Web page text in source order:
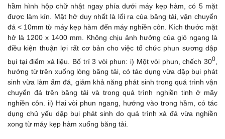
hầm hình hộp chữ nhật ngay phía dưới máy kẹp hàm, có 5 mặt
được làm kín. Mặt hở duy nhất là lối ra của băng tải, vận chuyển
đá < 10mm từ máy kẹp hàm đến máy nghiền côn. Kích thước mặt
hở là 1200 x 1400 mm. Không chịu ảnh hưởng của gió ngang là
điều kiện thuận lợi rất cơ bản cho việc tổ chức phun sương dập
bụi tại điểm xả liệu. Bố trí 3 vòi phun: i) Một vòi phun, chếch 300
hướng từ trên xuống lòng băng tải, có tác dụng vừa dập bụi phát
sinh vừa làm ẩm đá, giảm khả năng phát sinh trong quá trình vận
chuyển đá trên băng tải và trong quá trình nghiền tinh ở mãy
nghiền côn. ii) Hai vòi phun ngang, hướng vào trong hầm, có tác
dụng chủ yếu dập bụi phát sinh do quá trình xả đá vừa nghiền
xong từ máy kẹp hàm xuống băng tải.